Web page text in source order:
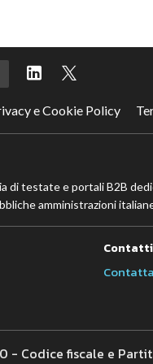
e Cookie Policy
di testate e portali B2B
amministrazioni
Contatti
- Codice fiscale e